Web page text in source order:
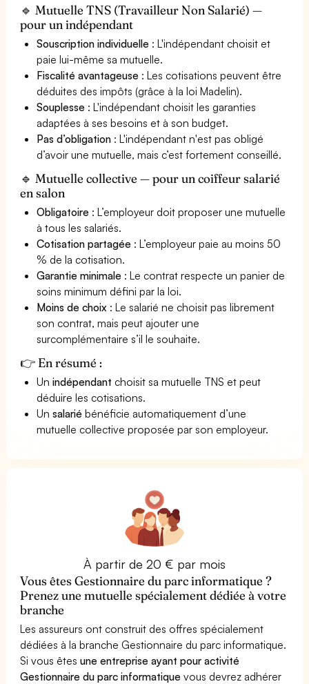
🔹 Mutuelle TNS (Travailleur Non Salarié) —
pour un indépendant
Souscription individuelle : L'indépendant choisit et
paie lui-même sa mutuelle.
Fiscalité avantageuse : Les cotisations peuvent être
déduites des impôts (grâce à la loi Madelin).
Souplesse : L'indépendant choisit les garanties
adaptées à ses besoins et à son budget.
Pas d’obligation : L'indépendant n'est pas obligé
d’avoir une mutuelle, mais c’est fortement conseillé.
🔹 Mutuelle collective — pour un coiffeur salarié
en salon
Obligatoire : L’employeur doit proposer une mutuelle
à tous les salariés.
Cotisation partagée : L’employeur paie au moins 50
% de la cotisation.
Garantie minimale : Le contrat respecte un panier de
soins minimum défini par la loi.
Moins de choix : Le salarié ne choisit pas librement
son contrat, mais peut ajouter une
surcomplémentaire s’il le souhaite.
👉 En résumé :
Unindépendant choisit sa mutuelle TNS et peut
déduire les cotisations.
Unsalarié bénéficie automatiquement d’une
mutuelle collective proposée par son employeur.
À partir de 20 € par mois
Vous êtes Gestionnaire du parc informatique ?
Prenez une mutuelle spécialement dédiée à votre
branche
Les assureurs ont construit des offres spécialement
dédiées à la branche Gestionnaire du parc informatique.
Si vous êtesune entreprise ayant pour activité
Gestionnaire du parc informatique vous devrez adhérer